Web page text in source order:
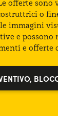
digitale
offerte sono
o
le immagini
e possono
e offerte